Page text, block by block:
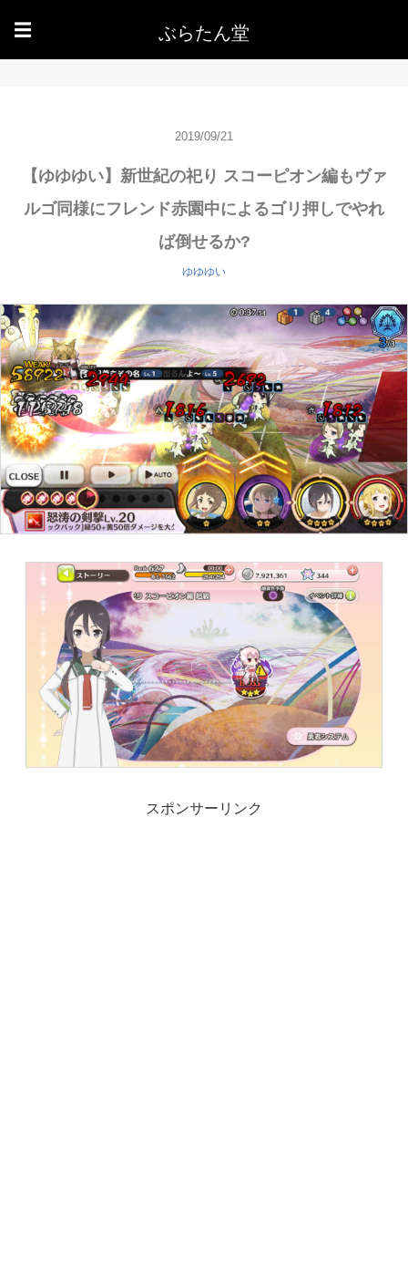
☰ ぶらたん堂
2019/09/21
【ゆゆゆい】新世紀の祀り スコーピオン編もヴァ
ルゴ同様にフレンド赤園中によるゴリ押しでやれ
ば倒せるか?
ゆゆゆい
スポンサーリンク